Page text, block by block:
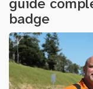
badge